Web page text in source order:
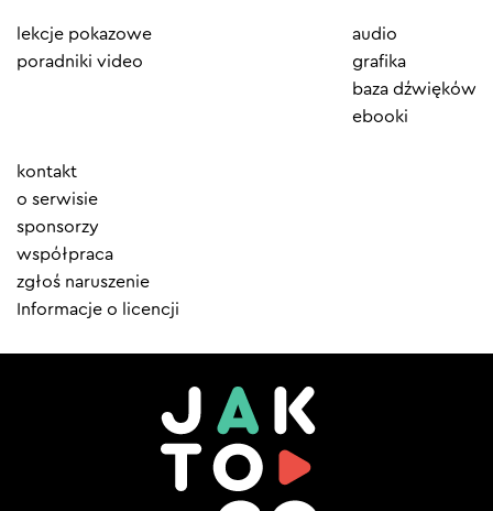
lekcje pokazowe
poradniki video
audio
grafika
baza dźwięków
ebooki
Element
menu
kontakt
o serwisie
sponsorzy
współpraca
zgłoś naruszenie
Informacje o licencji